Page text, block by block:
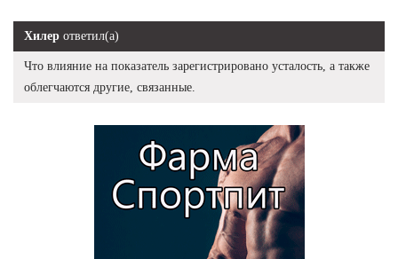
Хилер ответил(а)
Что влияние на показатель зарегистрировано усталость, а также
облегчаются другие, связанные.